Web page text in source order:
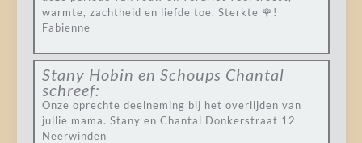
warmte, zachtheid en liefde toe. Sterkte 🌹!
Fabienne
Stany Hobin en Schoups Chantal
schreef:
Onze oprechte deelneming bij het overlijden van
jullie mama. Stany en Chantal Donkerstraat 12
Neerwinden